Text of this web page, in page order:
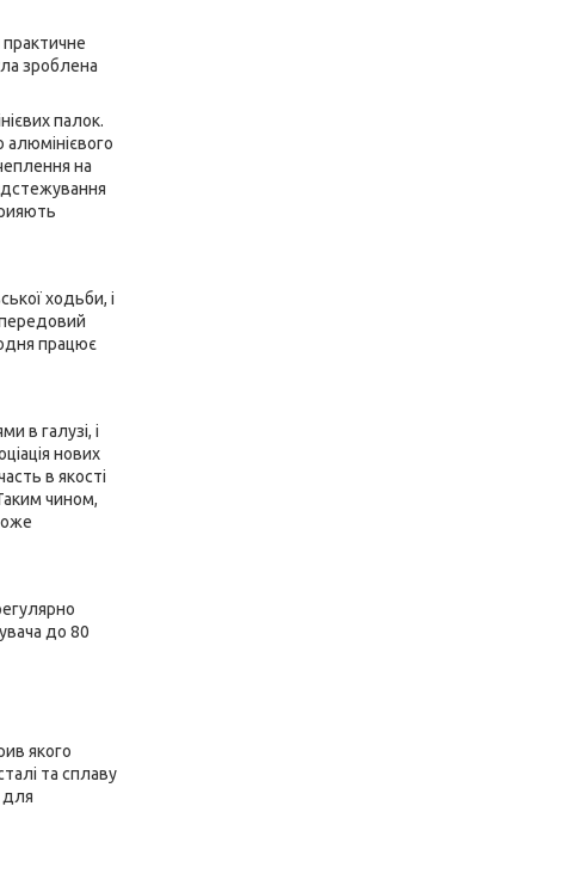
зроблена
палок.
алюмінієвого
на
ходьби, і
працює
в галузі, і
нових
в якості
чином,
до 80
якого
та сплаву
для